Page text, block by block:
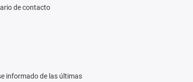
de contacto
informado de las últimas